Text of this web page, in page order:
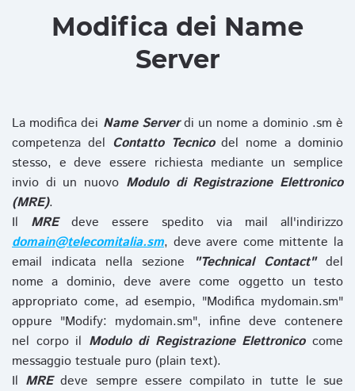
Modifica dei Name
Server
La modifica dei Name Serverdi un nome a dominio .sm è
competenza del Contatto Tecnicodel nome a dominio
stesso, e deve essere richiesta mediante un semplice
invio di un nuovo Modulo di Registrazione Elettronico
(MRE).
Il MREdeve essere spedito via mail all'indirizzo
domain@telecomitalia.sm, deve avere come mittente la
email indicata nella sezione
"Technical Contact"del
nome a dominio, deve avere come oggetto un testo
appropriato come, ad esempio, "Modifica mydomain.sm"
oppure "Modify: mydomain.sm", infine deve contenere
nel corpo il Modulo di Registrazione Elettronicocome
messaggio testuale puro (plain text).
Il MREdeve sempre essere compilato in tutte le sue